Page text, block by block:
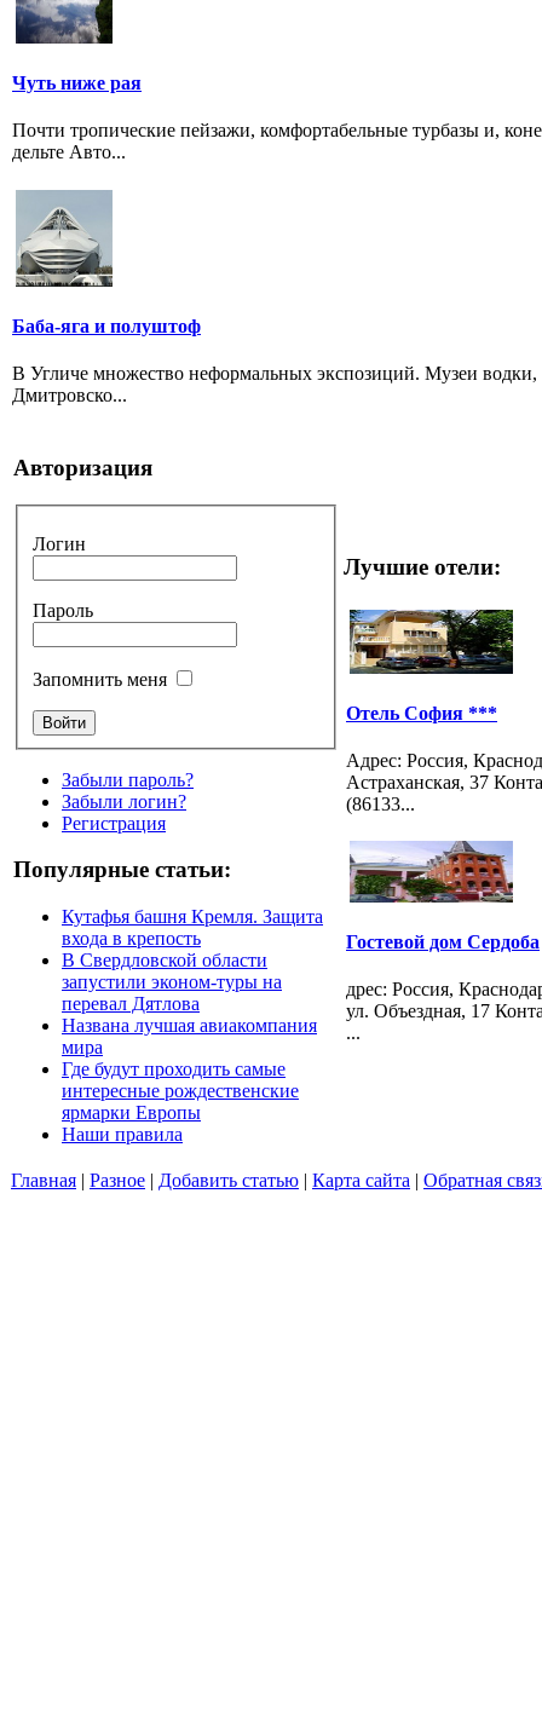
Чуть ниже рая
Почти тропические пейзажи, комфортабельные турбазы и,
дельте Авто...
Баба-яга и полуштоф
В Угличе множество неформальных экспозиций. Музеи
Дмитровско...
Авторизация
Логин
Пароль
Запомнить меня
Забыли пароль?
Забыли логин?
Регистрация
Популярные статьи:
Кутафья башня Кремля. Защита
входа в крепость
В Свердловской области
запустили эконом-туры на
перевал Дятлова
Названа лучшая авиакомпания
мира
Где будут проходить самые
интересные рождественские
ярмарки Европы
Наши правила
Лучшие отели:
Отель София ***
Адрес: Россия,
Астраханская, 37
(86133...
Гостевой дом Сердоба
дрес: Россия,
ул. Объездная, 17
...
Главная | Разное | Добавить статью | Карта сайта | Обратная